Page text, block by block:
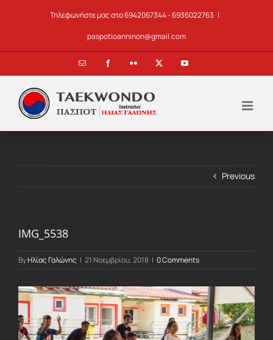
Τηλεφωνήστε μας στο 6942067344 - 6936022763 |
paspotioanninon@gmail.com
Email FacebookFlickr YouTube
Previous
IMG_5538
ByΗλίας Γαλώνης | 21 Νοεμβρίου, 2018 | 0 Comments